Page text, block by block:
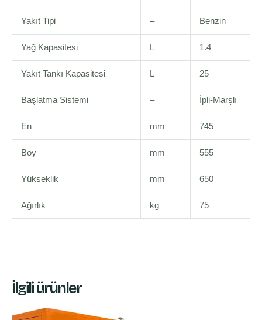
Yakıt Tipi – Benzin
Yağ Kapasitesi L 1.4
Yakıt Tankı Kapasitesi L 25
Başlatma Sistemi – İpli-Marşlı
En mm 745
Boy mm 555
Yükseklik mm 650
Ağırlık kg 75
İlgili ürünler